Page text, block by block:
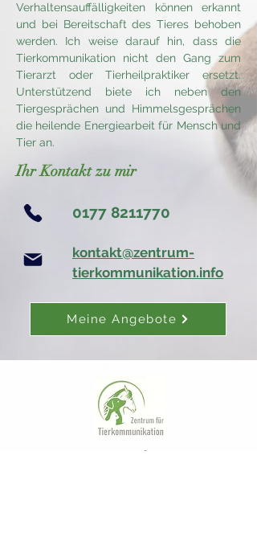
Verhaltensauffälligkeiten können erkannt
und bei Bereitschaft des Tieres behoben
werden. Ich weise darauf hin, dass die
Tierkommunikation nicht den Gang zum
Tierarzt oder Tierheilpraktiker ersetzt.
Unterstützend biete ich neben den
Tiergesprächen und Himmelsgesprächen
die heilende Energiearbeitfür Mensch und
Tier an.
Ihr Kontakt zu mir
0177 8211770
kontakt@zentrum-
tierkommunikation.info
Meine Angebote
Kontakt